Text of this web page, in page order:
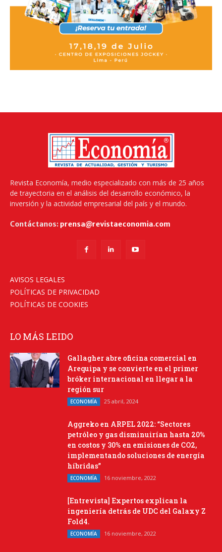
Revista Economía, medio especializado con más de 25 años
de trayectoria en el análisis del desarrollo económico, la
inversión y la actividad empresarial del país y el mundo.
Contáctanos: prensa@revistaeconomia.com
AVISOS LEGALES
POLÍTICAS DE PRIVACIDAD
POLÍTICAS DE COOKIES
LO MÁS LEIDO
Gallagher abre oficina comercial en
Arequipa y se convierte en el primer
bróker internacional en llegar a la
región sur
ECONOMÍA 25 abril, 2024
Aggreko en ARPEL 2022: “Sectores
petróleo y gas disminuirían hasta 20%
en costos y 30% en emisiones de CO2,
implementando soluciones de energía
híbridas”
ECONOMÍA 16 noviembre, 2022
[Entrevista] Expertos explican la
ingeniería detrás de UDC del Galaxy Z
Fold4.
ECONOMÍA 16 noviembre, 2022